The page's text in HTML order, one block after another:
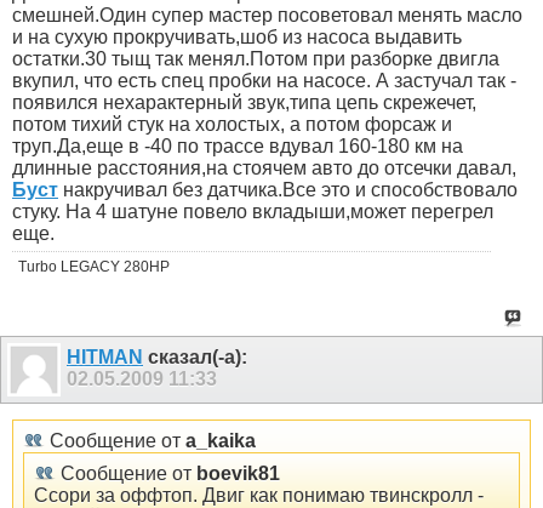
смешней.Один супер мастер посоветовал менять масло
и на сухую прокручивать,шоб из насоса выдавить
остатки.30 тыщ так менял.Потом при разборке двигла
вкупил, что есть спец пробки на насосе. А застучал так -
появился нехарактерный звук,типа цепь скрежечет,
потом тихий стук на холостых, а потом форсаж и
труп.Да,еще в -40 по трассе вдувал 160-180 км на
длинные расстояния,на стоячем авто до отсечки давал,
Буст накручивал без датчика.Все это и способствовало
стуку. На 4 шатуне повело вкладыши,может перегрел
еще.
Turbo LEGACY 280HP
HITMAN сказал(-а):
02.05.2009 11:33
Сообщение от a_kaika
Сообщение от boevik81
Ссори за оффтоп. Двиг как понимаю твинскролл -